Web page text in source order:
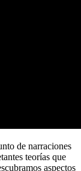
de narraciones
teorías que
aspectos